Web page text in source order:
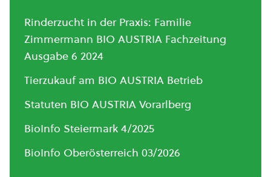
Rinderzucht in der Praxis: Familie
Zimmermann BIO AUSTRIA Fachzeitung
Ausgabe 6 2024
Tierzukauf am BIO AUSTRIA Betrieb
Statuten BIO AUSTRIA Vorarlberg
BioInfo Steiermark 4/2025
BioInfo Oberösterreich 03/2026